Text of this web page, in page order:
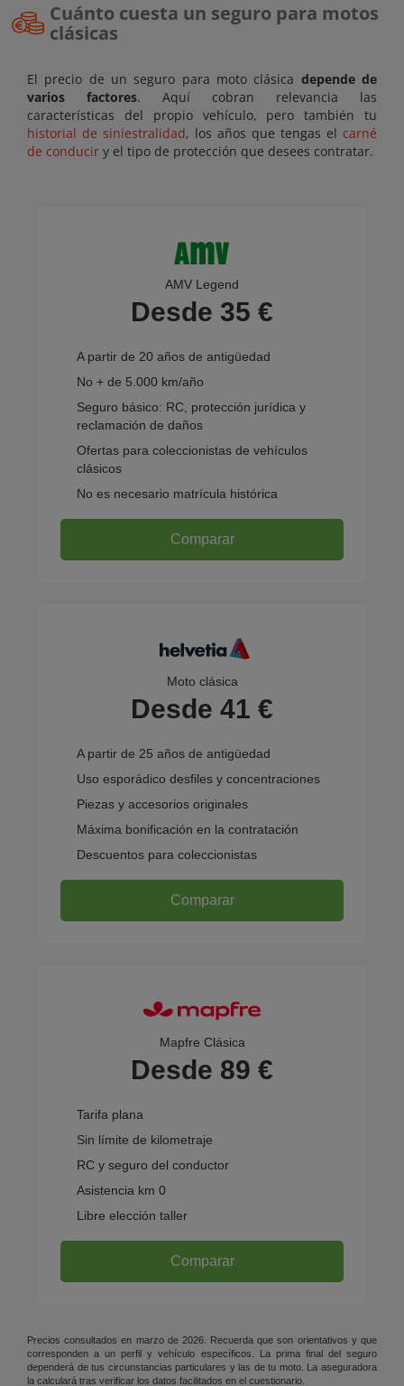
Cuánto cuesta un seguro para motos
clásicas
El precio de un seguro para moto clásica depende de
varios factores. Aquí cobran relevancia las
características del propio vehículo, pero también tu
historial de siniestralidad, los años que tengas el carné
de conducir y el tipo de protección que desees contratar.
AMV Legend
Desde 35 €
A partir de 20 años de antigüedad
No + de 5.000 km/año
Seguro básico: RC, protección jurídica y
reclamación de daños
Ofertas para coleccionistas de vehículos
clásicos
No es necesario matrícula histórica
Comparar
Moto clásica
Desde 41 €
A partir de 25 años de antigüedad
Uso esporádico desfiles y concentraciones
Piezas y accesorios originales
Máxima bonificación en la contratación
Descuentos para coleccionistas
Comparar
Mapfre Clásica
Desde 89 €
Tarifa plana
Sin límite de kilometraje
RC y seguro del conductor
Asistencia km 0
Libre elección taller
Comparar
Precios consultados en marzo de 2026. Recuerda que son orientativos y que
corresponden a un perfil y vehículo específicos. La prima final del seguro
dependerá de tus circunstancias particulares y las de tu moto. La aseguradora
la calculará tras verificar los datos facilitados en el cuestionario.